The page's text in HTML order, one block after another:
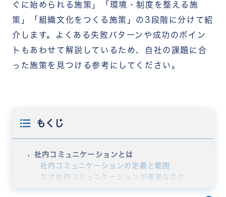
ぐに始められる施策」「環境・制度を整える施
策」「組織文化をつくる施策」の3段階に分けて紹
介します。よくある失敗パターンや成功のポイン
トもあわせて解説しているため、自社の課題に合
った施策を見つける参考にしてください。
もくじ
社内コミュニケーションとは
社内コミュニケーションの定義と範囲
なぜ社内コミュニケーションが重要なのか